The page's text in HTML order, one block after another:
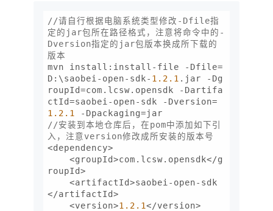
//请自行根据电脑系统类型修改-Dfile指
定的jar包所在路径格式，注意将命令中的-
Dversion指定的jar包版本换成所下载的
版本
mvn install:install-file -Dfile=
D:\saobei-open-sdk- 1.2 .1 .jar -Dg
roupId=com.lcsw.opensdk -Dartifa
ctId=saobei-open-sdk -Dversion=
1.2 .1
//安装到本地仓库后，在pom中添加如下引
入，注意version修改成所安装的版本号
<dependency>
roupId>
</artifactId>
    <version>
1.2 .1</version>